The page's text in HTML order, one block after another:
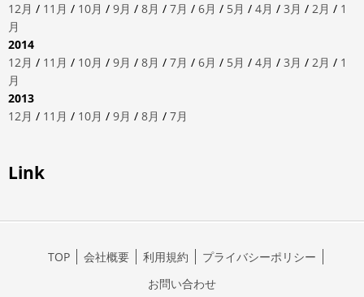
12月 / 11月 / 10月 / 9月 / 8月 / 7月 / 6月 / 5月 / 4月 / 3月 / 2月 / 1
月
2014
12月 / 11月 / 10月 / 9月 / 8月 / 7月 / 6月 / 5月 / 4月 / 3月 / 2月 / 1
月
2013
12月 / 11月 / 10月 / 9月 / 8月 / 7月
Link
TOP 会社概要 利用規約
プライバシーポリシー
お問い合わせ